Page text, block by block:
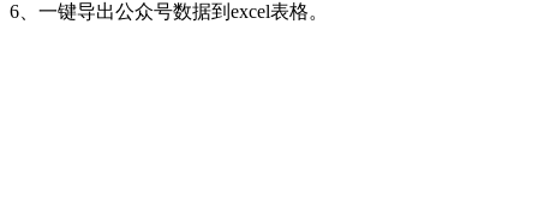
6、一键导出公众号数据到excel表格。